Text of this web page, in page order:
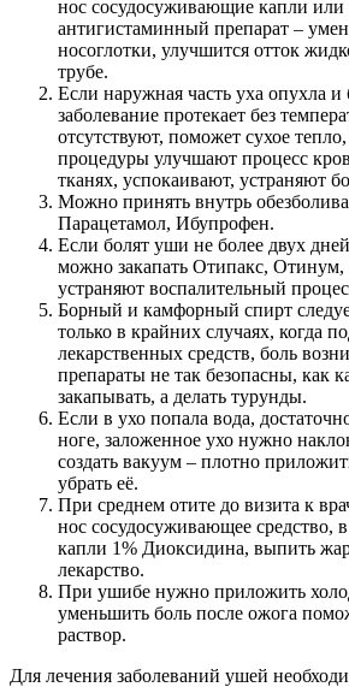
нос сосудосуживающие капли или
антигистаминный препарат –
носоглотки, улучшится отток
трубе.
Если наружная часть уха опухла и
заболевание протекает без
отсутствуют, поможет сухое
процедуры улучшают процесс
тканях, успокаивают, устраняют
Можно принять внутрь
Парацетамол, Ибупрофен.
Если болят уши не более двух
можно закапать Отипакс, Отинум,
устраняют воспалительный
Борный и камфорный спирт
только в крайних случаях, когда
лекарственных средств, боль
препараты не так безопасны, как
закапывать, а делать турунды.
Если в ухо попала вода,
ноге, заложенное ухо нужно
создать вакуум – плотно
убрать её.
При среднем отите до визита к
нос сосудосуживающее средство,
капли 1% Диоксидина, выпить
лекарство.
При ушибе нужно приложить
уменьшить боль после ожога
раствор.
Для лечения заболеваний ушей